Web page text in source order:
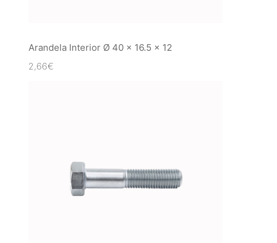
Arandela Interior Ø 40 x 16.5 x 12
2,66€